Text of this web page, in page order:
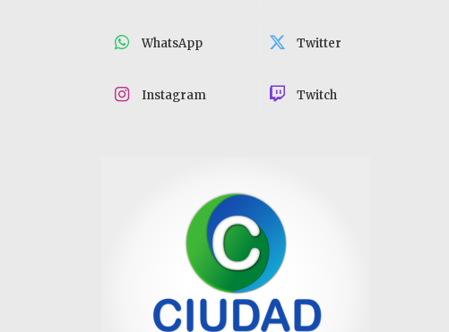
WhatsApp Twitter
Instagram Twitch